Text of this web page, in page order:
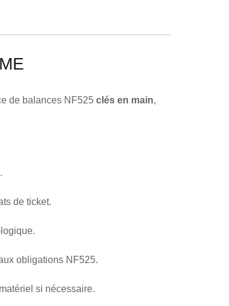
de balances NF525 clés en main,
de ticket.
obligations NF525.
si nécessaire.